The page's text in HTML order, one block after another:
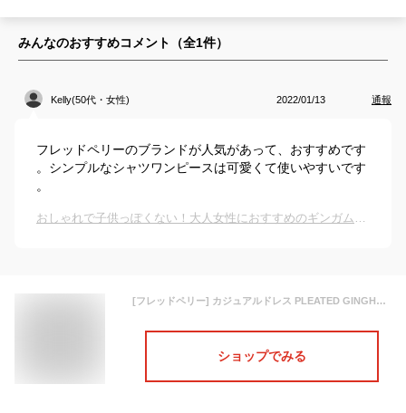
みんなのおすすめコメント（全1件）
Kelly(50代・女性) 2022/01/13 通報
フレッドペリーのブランドが人気があって、おすすめです
。シンプルなシャツワンピースは可愛くて使いやすいです
。
おしゃれで子供っぽくない！大人女性におすすめのギンガムチェックのワンピースは？
[フレッドペリー] カジュアルドレス PLEATED GINGHAM SHIRT DRESS レディース AUBERGINE 10
ショップでみる